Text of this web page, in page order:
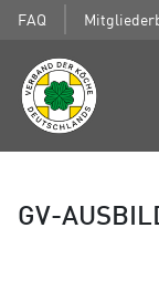
FAQ
GV-